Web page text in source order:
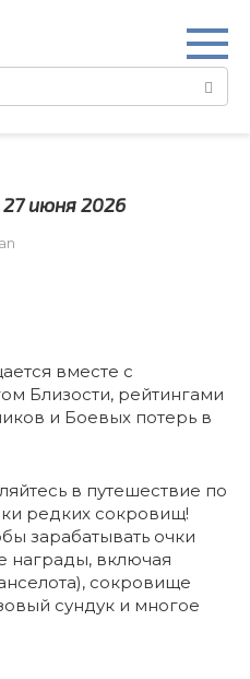
июня 2026
вместе с
Близости, рейтингами
и Боевых потерь в
в путешествие по
редких сокровищ!
зарабатывать очки
награды, включая
сокровище
сундук и многое